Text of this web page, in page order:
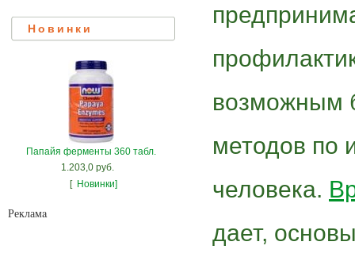
Новинки
Папайя ферменты 360 табл.
1.203,0 руб.
[ Новинки]
Рекламa
возможным
методов по
человека.
дает,